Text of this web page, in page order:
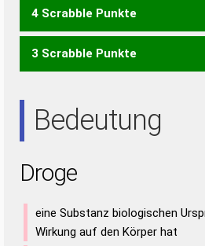
EGO GEO GOR DERO
4 Scrabble Punkte
DEO ERG GER ODE REG
3 Scrabble Punkte
Bedeutung
Droge
eine Substanz biologischen
Wirkung auf den Körper hat